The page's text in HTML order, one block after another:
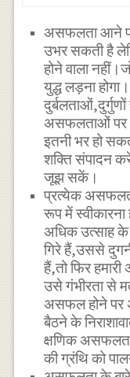
असफलता आने पर
उभर सकती है
होने वाला
युद्ध लड़ना
असफलताओं पर
इतनी भर हो
शक्ति संपादन
जूझ सकें।
प्रत्येक
रूप में
अधिक उत्साह
गिरे हैं,उससे
हैं,तो फिर
उसे गंभीरता से
असफल होने पर
बैठने के
क्षणिक
की ग्रंथि को